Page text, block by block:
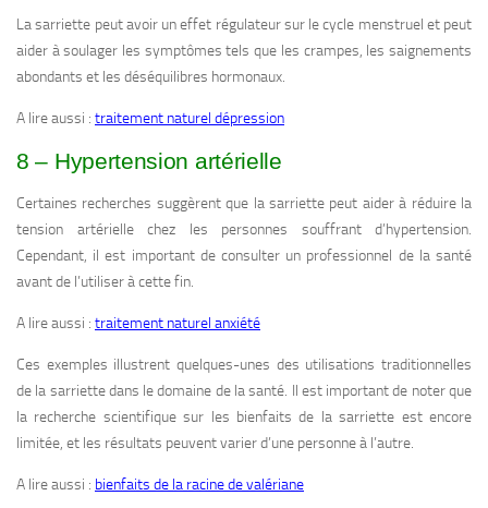
La sarriette peut avoir un effet régulateur sur le cycle menstruel et peut
aider à soulager les symptômes tels que les crampes, les saignements
abondants et les déséquilibres hormonaux.
A lire aussi : traitement naturel dépression
8 – Hypertension artérielle
Certaines recherches suggèrent que la sarriette peut aider à réduire la
tension artérielle chez les personnes souffrant d’hypertension.
Cependant, il est important de consulter un professionnel de la santé
avant de l’utiliser à cette fin.
A lire aussi : traitement naturel anxiété
Ces exemples illustrent quelques-unes des utilisations traditionnelles
de la sarriette dans le domaine de la santé. Il est important de noter que
la recherche scientifique sur les bienfaits de la sarriette est encore
limitée, et les résultats peuvent varier d’une personne à l’autre.
A lire aussi : bienfaits de la racine de valériane